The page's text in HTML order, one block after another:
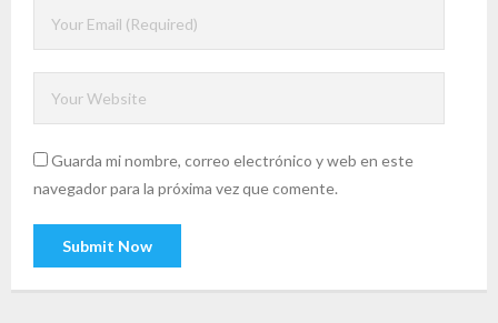
Guarda mi nombre, correo electrónico y web en este
navegador para la próxima vez que comente.